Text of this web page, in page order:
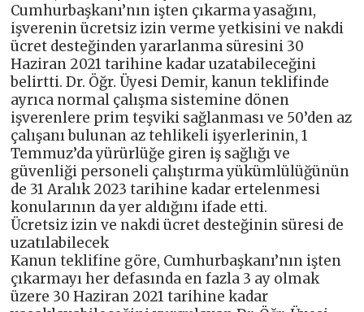
Cumhurbaşkanı’nın işten çıkarma yasağını,
işverenin ücretsiz izin verme yetkisini ve nakdi
ücret desteğinden yararlanma süresini 30
Haziran 2021 tarihine kadar uzatabileceğini
belirtti. Dr. Öğr. Üyesi Demir, kanun teklifinde
ayrıca normal çalışma sistemine dönen
işverenlere prim teşviki sağlanması ve 50’den az
çalışanı bulunan az tehlikeli işyerlerinin, 1
Temmuz’da yürürlüğe giren iş sağlığı ve
güvenliği personeli çalıştırma yükümlülüğünün
de 31 Aralık 2023 tarihine kadar ertelenmesi
konularının da yer aldığını ifade etti.
Ücretsiz izin ve nakdi ücret desteğinin süresi de
uzatılabilecek
Kanun teklifine göre, Cumhurbaşkanı’nın işten
çıkarmayı her defasında en fazla 3 ay olmak
üzere 30 Haziran 2021 tarihine kadar